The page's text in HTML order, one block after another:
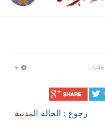
رجوع : الحالة المدنية